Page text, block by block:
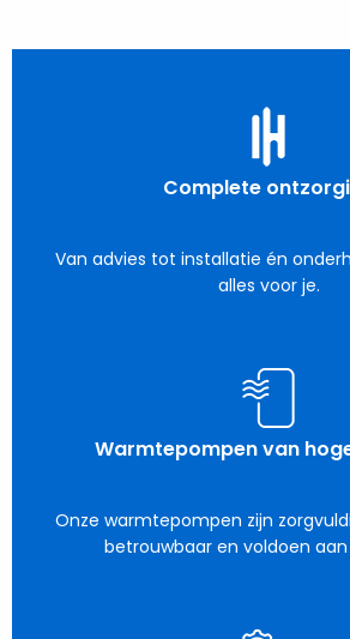
Complete
Van advies tot installatie én
alles voor je.
Warmtepompen van
Onze warmtepompen zijn
betrouwbaar en voldoen aan